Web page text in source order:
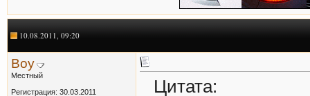
10.08.2011, 09:20
Boy
Местный
Регистрация: 30.03.2011
Цитата: